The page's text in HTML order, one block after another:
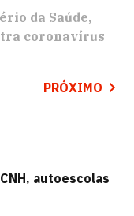
da Saúde
coronavírus
PRÓXIMO
autoescolas